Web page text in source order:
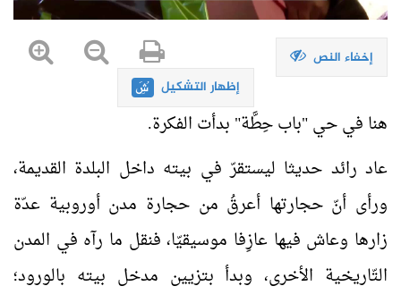
إخفاء النص
إظهار التشكيل
هنا في حي "باب حِطَّة" بدأت الفكرة.
عاد رائد حديثا ليستقرّ في بيته داخل البلدة القديمة،
ورأى أنّ حجارتها أعرقُ من حجارة مدن أوروبية عدّة
زارها وعاش فيها عازِفا موسيقيّا، فنقل ما رآه في المدن
التّاريخية الأخرى، وبدأ بتزيين مدخل بيته بالورود؛